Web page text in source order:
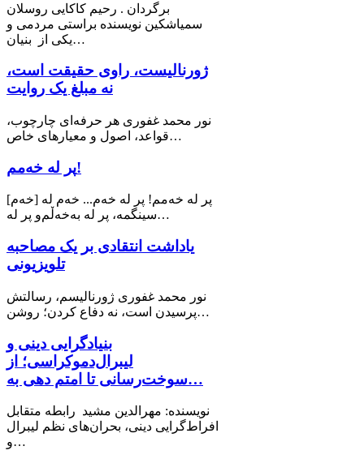
برگردان . رحیم کاکایی روسلان
سمیاشکین نویسنده براستی مردمی و
یکی از بنیان…
ژورنالیست، راوی حقیقت است،
نه مبلغ یک روایت
نور محمد غفوری هر حرفه‌ای چارچوب،
قواعد، اصول و معیارهای خاص…
پر له خەمم!
[خه‌م] پر له خەمم! پر لە خەم... خەم له
سینگمە، پر لە بەخەڵم‌و پر لە…
یاداشت انتقادی بر یک مصاحبه
تلویزیونی
نور محمد غفوری ژورنالیسم، رسالتش
پرسیدن است، نه دفاع کردن؛ روشن…
بنیادگرایی دینی و
لیبرال‌دموکراسی؛ از
سوخت‌رسانی تا امتم دهی به…
نویسنده: مهرالدین مشید رابطه متقابل
افراط‌گرایی دینی، بحران‌های نظم لیبرال
و…